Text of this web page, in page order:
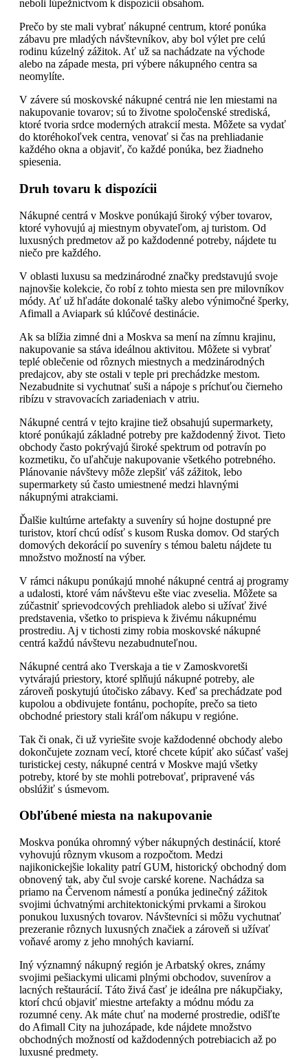
neboli lúpežníctvom k dispozícii obsahom.
Prečo by ste mali vybrať nákupné centrum, ktoré ponúka
zábavu pre mladých návštevníkov, aby bol výlet pre celú
rodinu kúzelný zážitok. Ať už sa nachádzate na východe
alebo na západe mesta, pri výbere nákupného centra sa
neomylíte.
V závere sú moskovské nákupné centrá nie len miestami na
nakupovanie tovarov; sú to životne spoločenské strediská,
ktoré tvoria srdce moderných atrakcií mesta. Môžete sa vydať
do ktoréhokoľvek centra, venovať si čas na prehliadanie
každého okna a objaviť, čo každé ponúka, bez žiadneho
spiesenia.
Druh tovaru k dispozícii
Nákupné centrá v Moskve ponúkajú široký výber tovarov,
ktoré vyhovujú aj miestnym obyvateľom, aj turistom. Od
luxusných predmetov až po každodenné potreby, nájdete tu
niečo pre každého.
V oblasti luxusu sa medzinárodné značky predstavujú svoje
najnovšie kolekcie, čo robí z tohto miesta sen pre milovníkov
módy. Ať už hľadáte dokonalé tašky alebo výnimočné šperky,
Afimall a Aviapark sú klúčové destinácie.
Ak sa blížia zimné dni a Moskva sa mení na zímnu krajinu,
nakupovanie sa stáva ideálnou aktivitou. Môžete si vybrať
teplé oblečenie od rôznych miestnych a medzinárodných
predajcov, aby ste ostali v teple pri prechádzke mestom.
Nezabudnite si vychutnať suši a nápoje s príchuťou čierneho
ribízu v stravovacích zariadeniach v atriu.
Nákupné centrá v tejto krajine tiež obsahujú supermarkety,
ktoré ponúkajú základné potreby pre každodenný život. Tieto
obchody často pokrývajú široké spektrum od potravín po
kozmetiku, čo uľahčuje nakupovanie všetkého potrebného.
Plánovanie návštevy môže zlepšiť váš zážitok, lebo
supermarkety sú často umiestnené medzi hlavnými
nákupnými atrakciami.
Ďalšie kultúrne artefakty a suveníry sú hojne dostupné pre
turistov, ktorí chcú odísť s kusom Ruska domov. Od starých
domových dekorácií po suveníry s témou baletu nájdete tu
množstvo možností na výber.
V rámci nákupu ponúkajú mnohé nákupné centrá aj programy
a udalosti, ktoré vám návštevu ešte viac zveselia. Môžete sa
zúčastniť sprievodcových prehliadok alebo si užívať živé
predstavenia, všetko to prispieva k živému nákupnému
prostrediu. Aj v tichosti zimy robia moskovské nákupné
centrá každú návštevu nezabudnuteľnou.
Nákupné centrá ako Tverskaja a tie v Zamoskvoretši
vytvárajú priestory, ktoré splňujú nákupné potreby, ale
zároveň poskytujú útočisko zábavy. Keď sa prechádzate pod
kupolou a obdivujete fontánu, pochopíte, prečo sa tieto
obchodné priestory stali kráľom nákupu v regióne.
Tak či onak, či už vyriešite svoje každodenné obchody alebo
dokončujete zoznam vecí, ktoré chcete kúpiť ako súčasť vašej
turistickej cesty, nákupné centrá v Moskve majú všetky
potreby, ktoré by ste mohli potrebovať, pripravené vás
obslúžiť s úsmevom.
Obľúbené miesta na nakupovanie
Moskva ponúka ohromný výber nákupných destinácií, ktoré
vyhovujú rôznym vkusom a rozpočtom. Medzi
najikonickejšie lokality patrí GUM, historický obchodný dom
obnovený tak, aby čul svoje carské korene. Nachádza sa
priamo na Červenom námestí a ponúka jedinečný zážitok
svojimi úchvatnými architektonickými prvkami a širokou
ponukou luxusných tovarov. Návštevníci si môžu vychutnať
prezeranie rôznych luxusných značiek a zároveň si užívať
voňavé aromy z jeho mnohých kaviarní.
Iný významný nákupný región je Arbatský okres, známy
svojimi pešiackymi ulicami plnými obchodov, suvenírov a
lacných reštaurácií. Táto živá časť je ideálna pre nákupčiaky,
ktorí chcú objaviť miestne artefakty a módnu módu za
rozumné ceny. Ak máte chuť na moderné prostredie, odišľte
do Afimall City na juhozápade, kde nájdete množstvo
obchodných možností od každodenných potrebiacich až po
luxusné predmety.